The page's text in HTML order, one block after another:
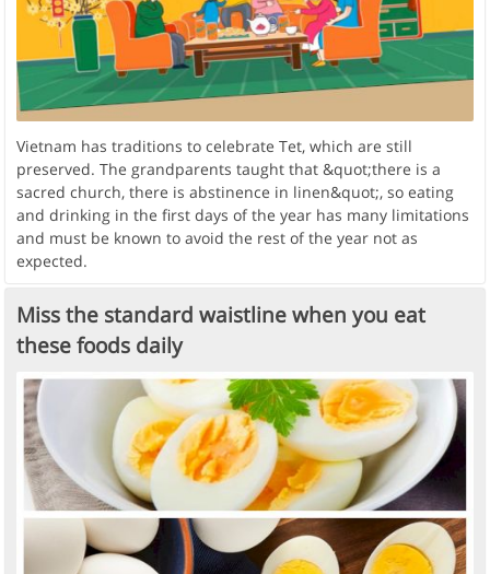
Vietnam has traditions to celebrate Tet, which are still
preserved. The grandparents taught that &quot;there is a
sacred church, there is abstinence in linen&quot;, so eating
and drinking in the first days of the year has many limitations
and must be known to avoid the rest of the year not as
expected.
Miss the standard waistline when you eat
these foods daily